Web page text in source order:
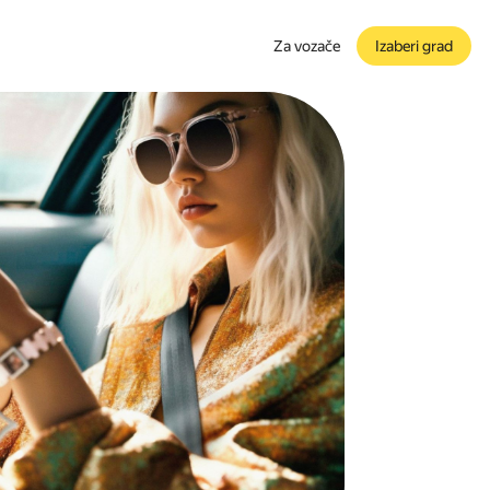
Za vozače Izaberi grad